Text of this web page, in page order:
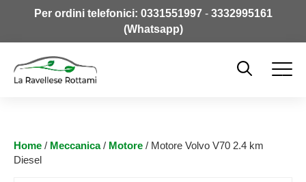
Per ordini telefonici: 0331551997- 3332995161
(Whatsapp)
Home / Meccanica/ Motore / Motore Volvo V70 2.4 km
Diesel